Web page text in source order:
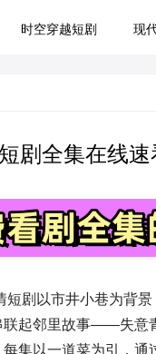
时空穿越短剧 现
剧全集在线速
短剧以市井小巷为背
起邻里故事——失意
集以一道菜为引，